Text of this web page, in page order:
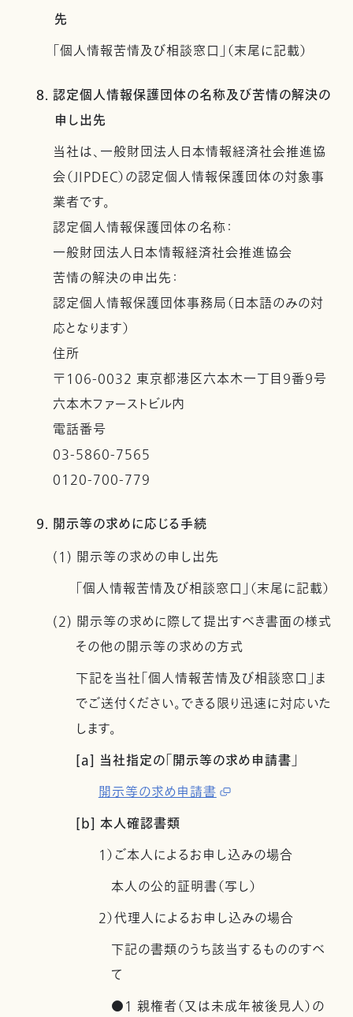
先
「個人情報苦情及び相談窓口」（末尾に記載）
8. 認定個人情報保護団体の名称及び苦情の解決の
申し出先
当社は、一般財団法人日本情報経済社会推進協
会（JIPDEC）の認定個人情報保護団体の対象事
業者です。
認定個人情報保護団体の名称：
一般財団法人日本情報経済社会推進協会
苦情の解決の申出先：
認定個人情報保護団体事務局（日本語のみの対
応となります）
住所
〒106-0032 東京都港区六本木一丁目９番９号
六本木ファーストビル内
電話番号
03-5860-7565
0120-700-779
9. 開示等の求めに応じる手続
(1) 開示等の求めの申し出先
「個人情報苦情及び相談窓口」（末尾に記載）
(2) 開示等の求めに際して提出すべき書面の様式
その他の開示等の求めの方式
下記を当社「個人情報苦情及び相談窓口」ま
でご送付ください。できる限り迅速に対応いた
します。
[a] 当社指定の「開示等の求め申請書」
開示等の求め申請書
[b] 本人確認書類
1）ご本人によるお申し込みの場合
本人の公的証明書（写し）
2）代理人によるお申し込みの場合
下記の書類のうち該当するもののすべ
て
●1 親権者（又は未成年被後見人）の